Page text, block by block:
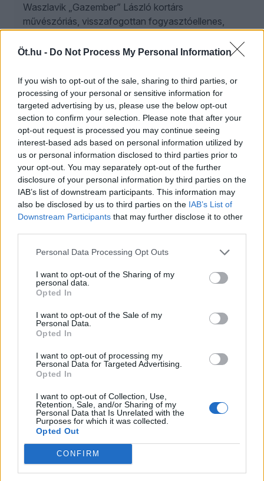
Öt.hu - Do Not Process My Personal Information
If you wish to opt-out of the sale, sharing to third parties, or
processing of your personal or sensitive information for
targeted advertising by us, please use the below opt-out
section to confirm your selection. Please note that after your
opt-out request is processed you may continue seeing
interest-based ads based on personal information utilized by
us or personal information disclosed to third parties prior to
your opt-out. You may separately opt-out of the further
disclosure of your personal information by third parties on the
IAB’s list of downstream participants. This information may
also be disclosed by us to third parties on the IAB’s List of
Downstream Participants that may further disclose it to other
Personal Data Processing Opt Outs
I want to opt-out of the Sharing of my
personal data.
Opted In
I want to opt-out of the Sale of my
Personal Data.
Opted In
I want to opt-out of processing my
Personal Data for Targeted Advertising.
Opted In
I want to opt-out of Collection, Use,
Retention, Sale, and/or Sharing of my
Personal Data that Is Unrelated with the
Purposes for which it was collected.
Opted Out
CONFIRM
Waszlavik „Gazember” László kortárs
művészóriás, visszafogottan fogyasztóellenes,
asztrológus, Közép-Európa természeti kincse.
ROSTÁS SZABOLCS
2026. augusztus 6.
Csoda, hogy Románia egyáltalán még
működik
Közel száz napja ügyvivő kormány fungál
Bukarestben, ahol a miniszterelnök nevét a
szegénység szinonimájaként emlegetik, a
matematikus államfő csúnyán elszámolta magát, a
nemzetközi hitelminősítők pedig ugrásra készen
várják, hogy rányomják a „bóvli” pecsétet az
ország gazdaságára.
Schiffer András: Szégyen, amit Magyar Péter
kormányzás címén művel
A Közelkép nyári kiadásában Schiffer András és
Gavra Gábor többek közt az energiakrízisről, a
Péter kormányzásáról is beszélget. És hallhatunk
egy „több mint legendát” Kövér Lászlóról is.
PAPP LÁSZLÓ TAMÁS